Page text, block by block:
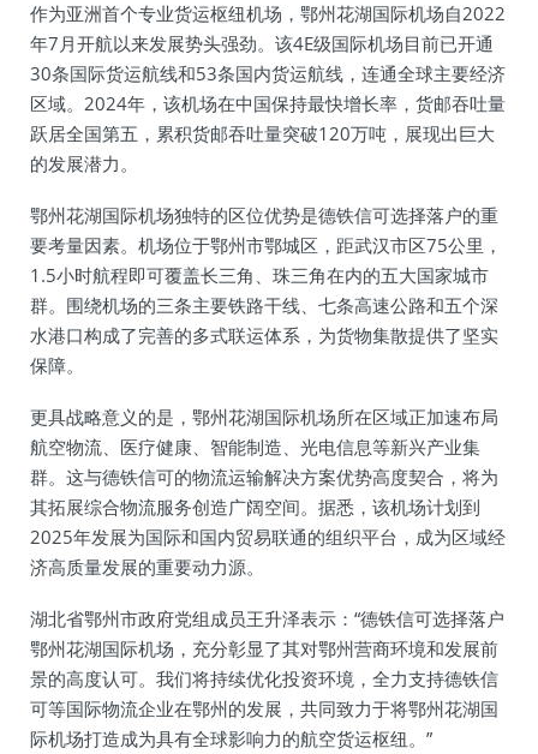
作为亚洲首个专业货运枢纽机场，鄂州花湖国际机场自2022
年7月开航以来发展势头强劲。该4E级国际机场目前已开通
30条国际货运航线和53条国内货运航线，连通全球主要经济
区域。2024年，该机场在中国保持最快增长率，货邮吞吐量
跃居全国第五，累积货邮吞吐量突破120万吨，展现出巨大
的发展潜力。
鄂州花湖国际机场独特的区位优势是德铁信可选择落户的重
要考量因素。机场位于鄂州市鄂城区，距武汉市区75公里，
1.5小时航程即可覆盖长三角、珠三角在内的五大国家城市
群。围绕机场的三条主要铁路干线、七条高速公路和五个深
水港口构成了完善的多式联运体系，为货物集散提供了坚实
保障。
更具战略意义的是，鄂州花湖国际机场所在区域正加速布局
航空物流、医疗健康、智能制造、光电信息等新兴产业集
群。这与德铁信可的物流运输解决方案优势高度契合，将为
其拓展综合物流服务创造广阔空间。据悉，该机场计划到
2025年发展为国际和国内贸易联通的组织平台，成为区域经
济高质量发展的重要动力源。
湖北省鄂州市政府党组成员王升泽表示：“德铁信可选择落户
鄂州花湖国际机场，充分彰显了其对鄂州营商环境和发展前
景的高度认可。我们将持续优化投资环境，全力支持德铁信
可等国际物流企业在鄂州的发展，共同致力于将鄂州花湖国
际机场打造成为具有全球影响力的航空货运枢纽。”